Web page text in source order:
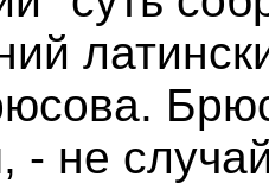
- не